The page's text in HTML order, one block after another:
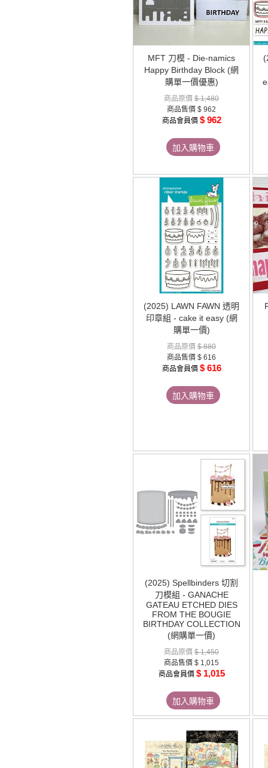
MFT 刀模 - Die-namics
Happy Birthday Block (網
購單一價優惠)
商品原價 $ 1,480
商品售價 $ 962
商品會員價 $ 962
加入購物車
(2025) LAWN FAWN 透明
印章組 - cake it easy (網
購單一價)
商品原價 $ 880
商品售價 $ 616
商品會員價 $ 616
加入購物車
(2025) Spellbinders 切割
刀模組 - GANACHE
GATEAU ETCHED DIES
FROM THE BOUGIE
BIRTHDAY COLLECTION
(網購單一價)
商品原價 $ 1,450
商品售價 $ 1,015
商品會員價 $ 1,015
加入購物車